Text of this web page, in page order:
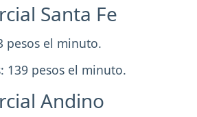
Santa Fe
pesos el minuto.
139 pesos el minuto.
Andino